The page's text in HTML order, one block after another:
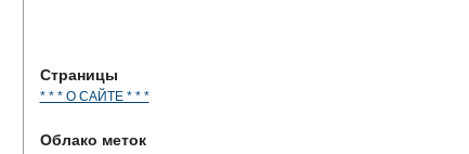
Страницы
* * * О САЙТЕ * * *
Облако меток